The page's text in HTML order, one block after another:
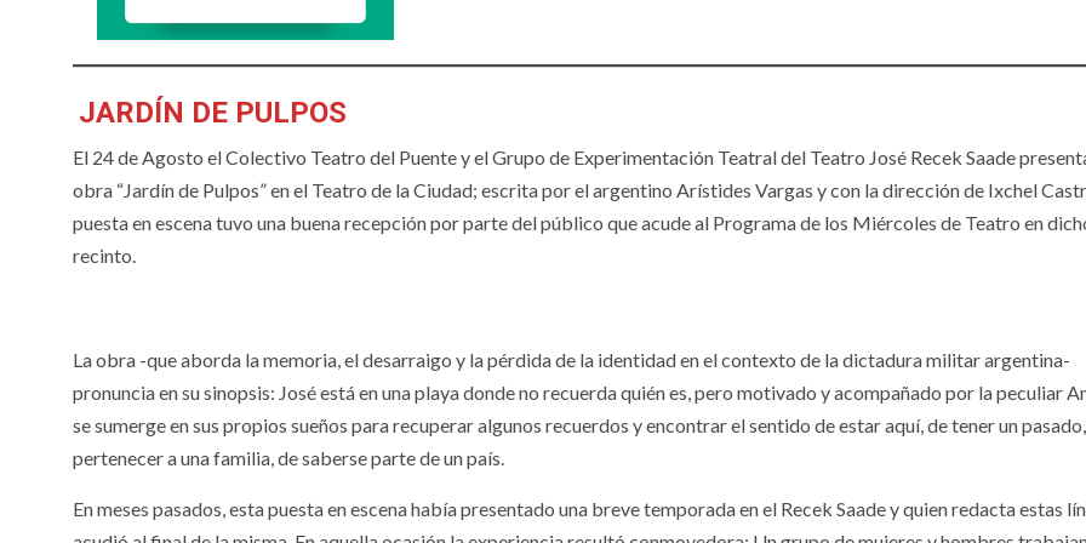
JARDÍN DE PULPOS
El 24 de Agosto el Colectivo Teatro del Puente y el Grupo de Experimentación Teatral del Teatro José Recek Saade
obra “Jardín de Pulpos” en el Teatro de la Ciudad; escrita por el argentino Arístides Vargas y con la dirección de Ixchel
puesta en escena tuvo una buena recepción por parte del público que acude al Programa de los Miércoles de Teatro en
recinto.
La obra -que aborda la memoria, el desarraigo y la pérdida de la identidad en el contexto de la dictadura militar argentina-
pronuncia en su sinopsis: José está en una playa donde no recuerda quién es, pero motivado y acompañado por la peculiar
se sumerge en sus propios sueños para recuperar algunos recuerdos y encontrar el sentido de estar aquí, de tener un
pertenecer a una familia, de saberse parte de un país.
En meses pasados, esta puesta en escena había presentado una breve temporada en el Recek Saade y quien redacta estas